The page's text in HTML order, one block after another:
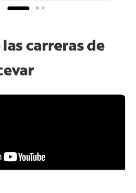
carreras de